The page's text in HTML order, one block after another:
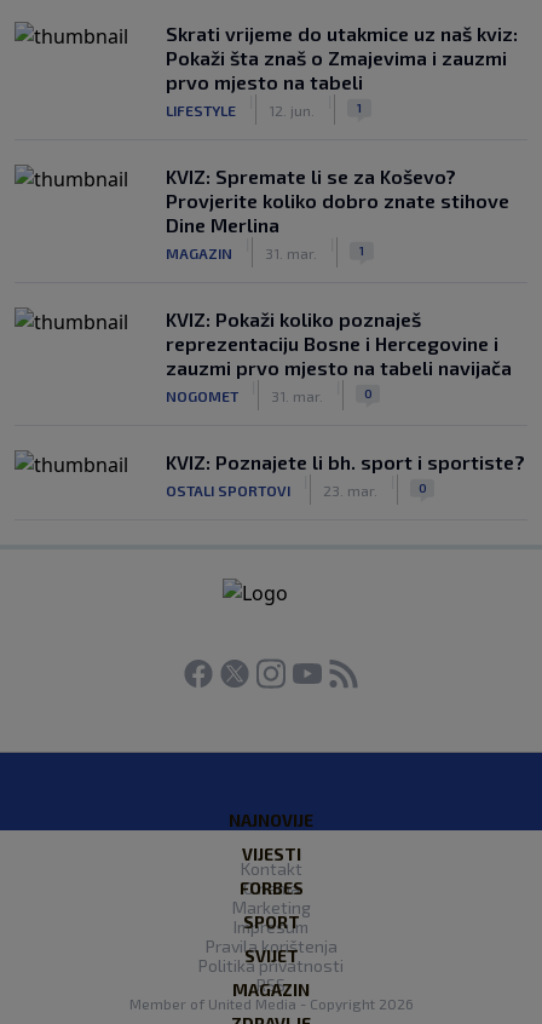
Skrati vrijeme do utakmice uz naš kviz:
Pokaži šta znaš o Zmajevima i zauzmi
prvo mjesto na tabeli
LIFESTYLE 12. jun. 1
KVIZ: Spremate li se za Koševo?
Provjerite koliko dobro znate stihove
Dine Merlina
MAGAZIN 31. mar. 1
KVIZ: Pokaži koliko poznaješ
reprezentaciju Bosne i Hercegovine i
zauzmi prvo mjesto na tabeli navijača
NOGOMET 31. mar. 0
KVIZ: Poznajete li bh. sport i sportiste?
OSTALI SPORTOVI 23. mar. 0
NAJNOVIJE
VIJESTI
FORBES
SPORT
SVIJET
MAGAZIN
Kontakt
O nama
Marketing
Impresum
Pravila korištenja
Politika privatnosti
RSS
Member of United Media - Copyright 2026